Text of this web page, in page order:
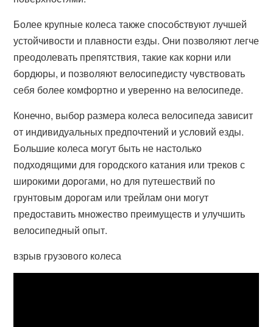
Более крупные колеса также способствуют лучшей
устойчивости и плавности езды. Они позволяют легче
преодолевать препятствия, такие как корни или
бордюры, и позволяют велосипедисту чувствовать
себя более комфортно и уверенно на велосипеде.
Конечно, выбор размера колеса велосипеда зависит
от индивидуальных предпочтений и условий езды.
Большие колеса могут быть не настолько
подходящими для городского катания или треков с
широкими дорогами, но для путешествий по
грунтовым дорогам или трейлам они могут
предоставить множество преимуществ и улучшить
велосипедный опыт.
взрыв грузового колеса